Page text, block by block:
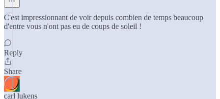
C'est impressionnant de voir depuis combien de temps beaucoup
d'entre vous n'ont pas eu de coups de soleil !
Reply
Share
carl lukens